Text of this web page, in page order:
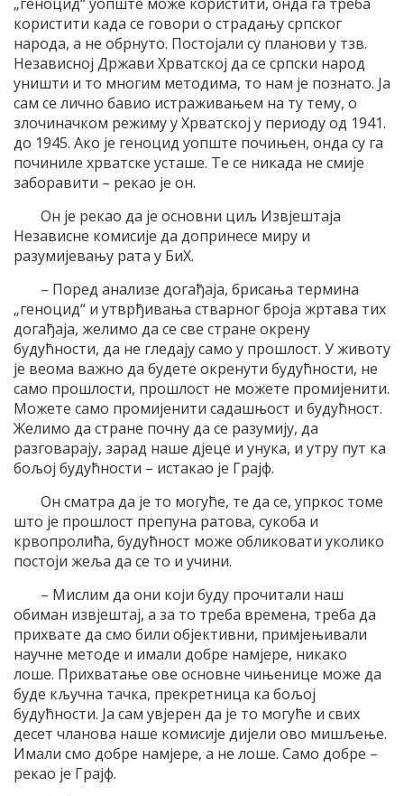
користити када се говори о страдању српског
народа, а не обрнуто. Постојали су планови у тзв.
Независној Држави Хрватској да се српски народ
уништи и то многим методима, то нам је познато. Ја
сам се лично бавио истраживањем на ту тему, о
злочиначком режиму у Хрватској у периоду од 1941.
до 1945. Ако је геноцид уопште почињен, онда су га
починиле хрватске усташе. Те се никада не смије
заборавити – рекао је он.
Он је рекао да је основни циљ Извјештаја
Независне комисије да допринесе миру и
разумијевању рата у БиХ.
– Поред анализе догађаја, брисања термина
„геноцид“ и утврђивања стварног броја жртава тих
догађаја, желимо да се све стране окрену
будућности, да не гледају само у прошлост. У животу
је веома важно да будете окренути будућности, не
само прошлости, прошлост не можете промијенити.
Можете само промијенити садашњост и будућност.
Желимо да стране почну да се разумију, да
разговарају, зарад наше дјеце и унука, и утру пут ка
бољој будућности – истакао је Грајф.
Он сматра да је то могуће, те да се, упркос томе
што је прошлост препуна ратова, сукоба и
крвопролића, будућност може обликовати уколико
постоји жеља да се то и учини.
– Мислим да они који буду прочитали наш
обиман извјештај, а за то треба времена, треба да
прихвате да смо били објективни, примјењивали
научне методе и имали добре намјере, никако
лоше. Прихватање ове основне чињенице може да
буде кључна тачка, прекретница ка бољој
будућности. Ја сам увјерен да је то могуће и свих
десет чланова наше комисије дијели ово мишљење.
Имали смо добре намјере, а не лоше. Само добре –
рекао је Грајф.